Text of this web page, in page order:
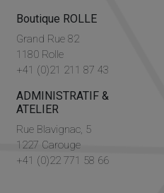
Boutique ROLLE
Grand Rue 82
1180 Rolle
+41 (0)21 211 87 43
ADMINISTRATIF &
ATELIER
Rue Blavignac, 5
1227 Carouge
+41 (0)22 771 58 66